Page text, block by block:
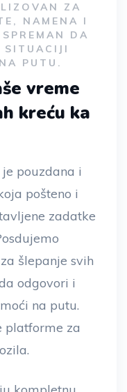
ZA
NAMENA I
DA
SITUACIJI
PUTU.
vreme
kreću ka
pouzdana i
pošteno i
zadatke
šlepanje svih
odgovori i
na putu.
platforme za